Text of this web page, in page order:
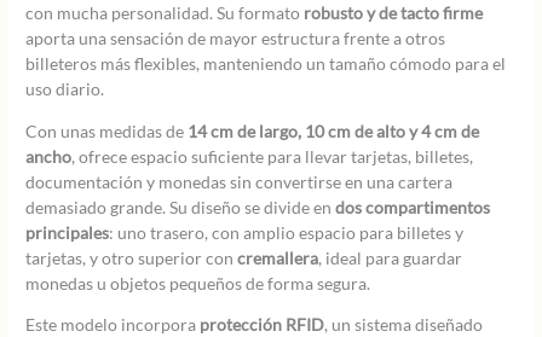
con mucha personalidad. Su formato robusto y de tacto firme
aporta una sensación de mayor estructura frente a otros
billeteros más flexibles, manteniendo un tamaño cómodo para el
uso diario.
Con unas medidas de 14 cm de largo, 10 cm de alto y 4 cm de
ancho, ofrece espacio suficiente para llevar tarjetas, billetes,
documentación y monedas sin convertirse en una cartera
demasiado grande. Su diseño se divide endos compartimentos
principales: uno trasero, con amplio espacio para billetes y
tarjetas, y otro superior concremallera, ideal para guardar
monedas u objetos pequeños de forma segura.
Este modelo incorpora protección RFID, un sistema diseñado